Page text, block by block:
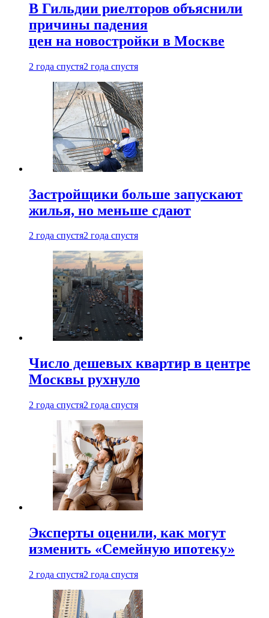
В Гильдии риелторов объяснили
причины падения
цен на новостройки в Москве
2 года спустя2 года спустя
Застройщики больше запускают
жилья, но меньше сдают
2 года спустя2 года спустя
Число дешевых квартир в центре
Москвы рухнуло
2 года спустя2 года спустя
Эксперты оценили, как могут
изменить «Семейную ипотеку»
2 года спустя2 года спустя